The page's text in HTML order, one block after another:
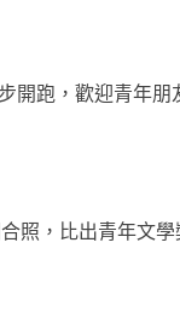
開跑，歡迎青年
照，比出青年文